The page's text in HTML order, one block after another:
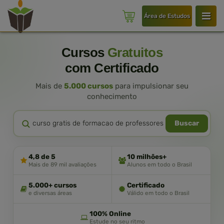
Área de Estudos
Cursos Gratuitos
com Certificado
Mais de 5.000 cursos para impulsionar seu
conhecimento
Buscar
4,8 de 5
Mais de 89 mil avaliações
10 milhões+
Alunos em todo o Brasil
5.000+ cursos
e diversas áreas
Certificado
Válido em todo o Brasil
100% Online
Estude no seu ritmo